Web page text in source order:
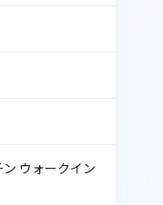
ウォークイン